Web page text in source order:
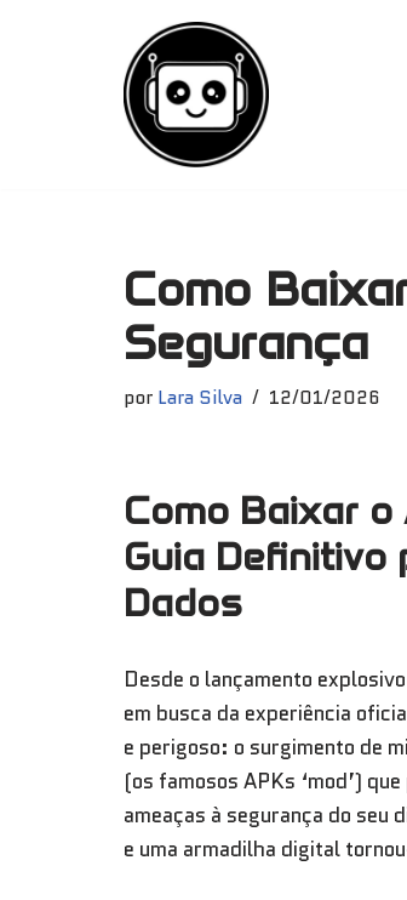
Como
Segurança
por Lara Silva 12/01/2026
Como Baixar o
Guia
Dados
Desde o lançamento
em busca da experiência
e perigoso: o surgimento de
(os famosos APKs ‘mod’)
ameaças à segurança do
e uma armadilha digital